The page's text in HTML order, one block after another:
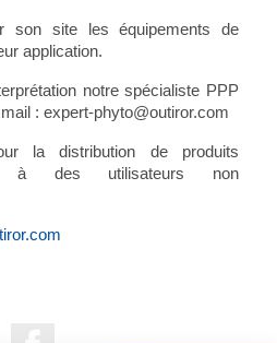
son site les équipements de
application.
notre spécialiste PPP
: expert-phyto@outiror.com
la distribution de produits
à des utilisateurs non